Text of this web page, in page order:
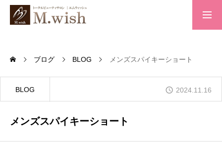
求人案内
会社概要
ブログ BLOG メンズスパイキーショート
BLOG 2024.11.16
メンズスパイキーショート